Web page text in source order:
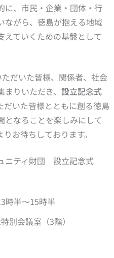
に、市民・企業・団体・行
ながら、徳島が抱える地域
ていくための基盤として
だいた皆様、関係者、社会
りいただき、 設立記念式
だいた皆様とともに創る徳島
となることを楽しみにして
お待ちしております。
ニティ財団 設立記念式
時半～15時半
別会議室（3階）